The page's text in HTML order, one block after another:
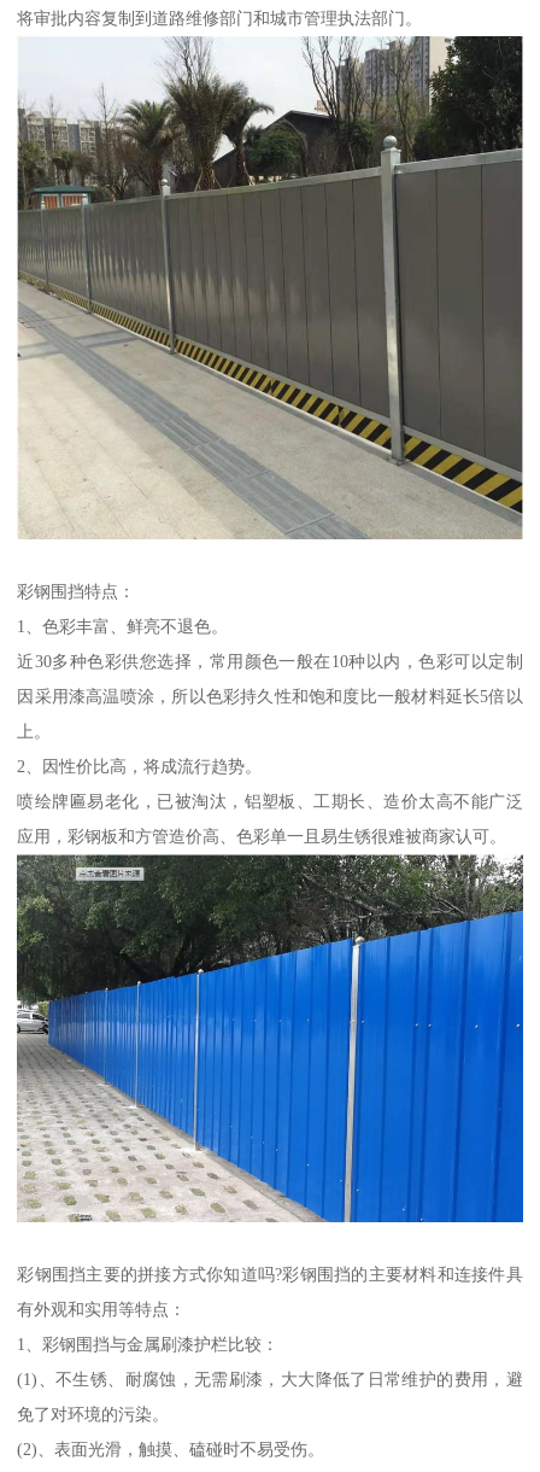
将审批内容复制到道路维修部门和城市管理执法部门。
彩钢围挡特点：
1、色彩丰富、鲜亮不退色。
近30多种色彩供您选择，常用颜色一般在10种以内，色彩可以定制
因采用漆高温喷涂，所以色彩持久性和饱和度比一般材料延长5倍以
上。
2、因性价比高，将成流行趋势。
喷绘牌匾易老化，已被淘汰，铝塑板、工期长、造价太高不能广泛
应用，彩钢板和方管造价高、色彩单一且易生锈很难被商家认可。
彩钢围挡主要的拼接方式你知道吗?彩钢围挡的主要材料和连接件具
有外观和实用等特点：
1、彩钢围挡与金属刷漆护栏比较：
(1)、不生锈、耐腐蚀，无需刷漆，大大降低了日常维护的费用，避
免了对环境的污染。
(2)、表面光滑，触摸、磕碰时不易受伤。